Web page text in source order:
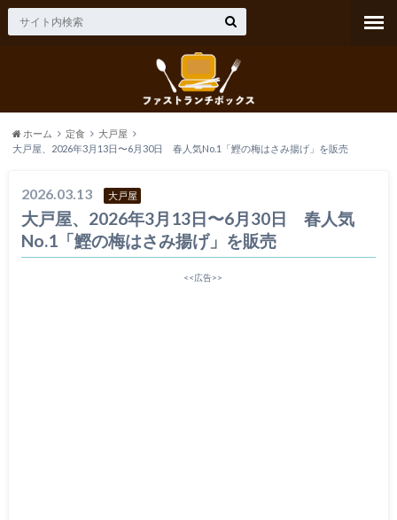
ホーム 定食
大戸屋
大戸屋、2026年3月13日〜6月30日 春人気No.1「鰹の梅はさみ揚げ」を販売
2026.03.13 大戸屋
大戸屋、2026年3月13日〜6月30日 春人気
No.1「鰹の梅はさみ揚げ」を販売
<<広告>>